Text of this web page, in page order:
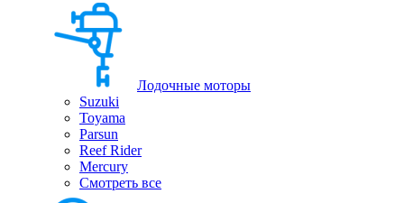
Лодочные моторы
Suzuki
Toyama
Parsun
Reef Rider
Mercury
Смотреть все